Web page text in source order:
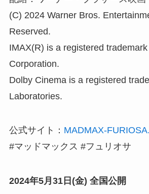
(C) 2024 Warner Bros.
Reserved.
IMAX(R) is a registered
Corporation.
Dolby Cinema is a registered
Laboratories.
公式サイト： MADMAX-
#マッドマックス #フュリオサ
2024年5月31日(金) 全国公開